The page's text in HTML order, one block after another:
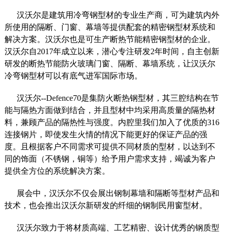
汉沃尔是建筑用冷弯钢型材的专业生产商，可为建筑内外
所使用的隔断、门窗、幕墙等提供配套的精密钢型材系统和
解决方案。汉沃尔也是可生产断热节能精密钢型材的企业。
汉沃尔自2017年成立以来，潜心专注研发2年时间，自主创新
研发的断热节能防火玻璃门窗、隔断、幕墙系统，让汉沃尔
冷弯钢型材可以有底气进军国际市场。
汉沃尔--Defence70是集防火断热钢型材，其三腔结构在节
能与隔热方面做到结合，并且型材中均采用高质量的隔热材
料，兼顾产品的隔热性与强度。内腔里我们加入了优质的316
连接钢片，即使发生火情的情况下能更好的保证产品的强
度。且根据客户不同需求可提供不同材质的型材，以达到不
同的饰面（不锈钢，铜等）给予用户需求支持，竭诚为客户
提供全方位的系统解决方案。
展会中，汉沃尔不仅会展出钢制幕墙和隔断等型材产品和
技术，也会推出汉沃尔新研发的纤细的钢制民用窗型材。
汉沃尔致力于将材质高端、工艺精密、设计优秀的钢质型